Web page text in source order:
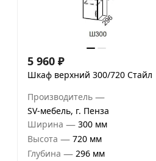
5 960 ₽
Шкаф верхний 300/720 Стайл
Производитель —
SV-мебель, г. Пенза
Ширина — 300 мм
Высота — 720 мм
Глубина — 296 мм